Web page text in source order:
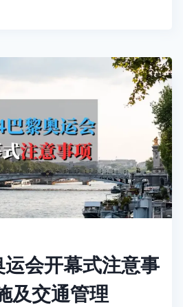
会开幕式注意事
及交通管理